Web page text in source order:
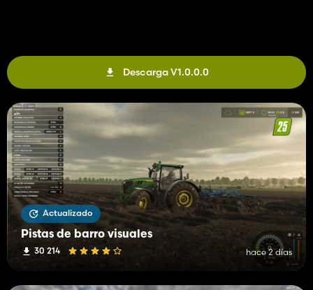
Descarga V1.0.0.0
Actualizado
Pistas de barro visuales
30 214 hace 2 días